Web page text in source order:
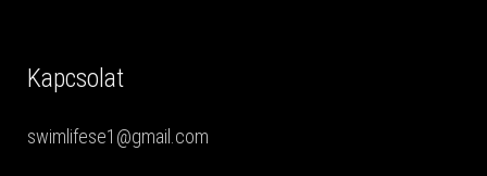
Kapcsolat
swimlifese1@gmail.com